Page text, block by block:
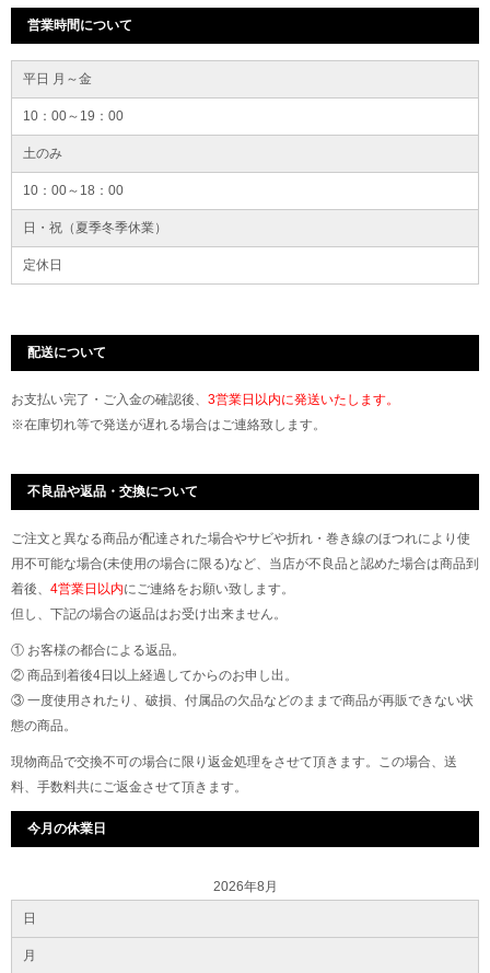
営業時間について
平日 月～金
10：00～19：00
土のみ
10：00～18：00
日・祝（夏季冬季休業）
定休日
配送について
お支払い完了・ご入金の確認後、 3営業日以内に発送いたします。
※在庫切れ等で発送が遅れる場合はご連絡致します。
不良品や返品・交換について
ご注文と異なる商品が配達された場合やサビや折れ・巻き線のほつれにより使
用不可能な場合(未使用の場合に限る)など、当店が不良品と認めた場合は商品到
着後、 4営業日以内にご連絡をお願い致します。
但し、下記の場合の返品はお受け出来ません。
① お客様の都合による返品。
② 商品到着後4日以上経過してからのお申し出。
③ 一度使用されたり、破損、付属品の欠品などのままで商品が再販できない状
態の商品。
現物商品で交換不可の場合に限り返金処理をさせて頂きます。この場合、送
料、手数料共にご返金させて頂きます。
今月の休業日
2026年8月
日
月